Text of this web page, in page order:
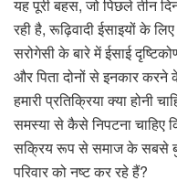
यह पूरी बहस, जो पिछले तीन
रही है, रूढ़िवादी ईसाइयों के
सरोगेसी के बारे में ईसाई
और पिता दोनों से इनकार करने
हमारी प्रतिक्रिया क्या होनी
समस्या से कैसे निपटना चाहिए
सक्रिय रूप से समाज के सबसे
परिवार को नष्ट कर रहे हैं?